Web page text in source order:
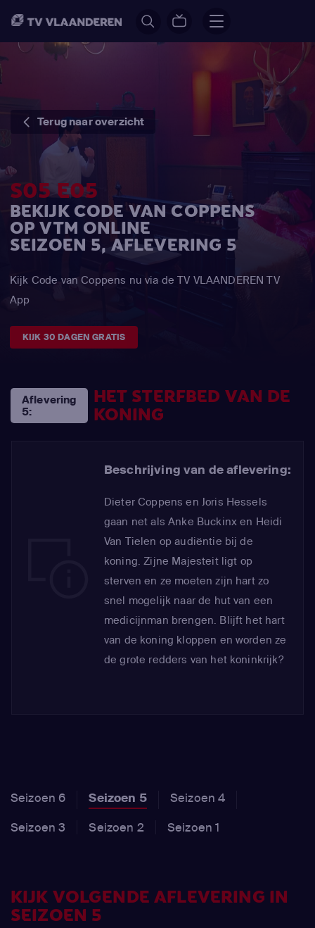
Terug naar overzicht
S05 E05
BEKIJK CODE VAN COPPENS
OP VTM ONLINE
SEIZOEN 5, AFLEVERING 5
Kijk Code van Coppens nu via de TV VLAANDEREN TV
App
KIJK 30 DAGEN GRATIS
Aflevering
5:
HET STERFBED VAN DE
KONING
Beschrijving van de aflevering:
Dieter Coppens en Joris Hessels
gaan net als Anke Buckinx en Heidi
Van Tielen op audiëntie bij de
koning. Zijne Majesteit ligt op
sterven en ze moeten zijn hart zo
snel mogelijk naar de hut van een
medicijnman brengen. Blijft het hart
van de koning kloppen en worden ze
de grote redders van het koninkrijk?
Seizoen 6 Seizoen 5
Seizoen 4
Seizoen 3
Seizoen 2 Seizoen 1
KIJK VOLGENDE AFLEVERING IN
SEIZOEN 5